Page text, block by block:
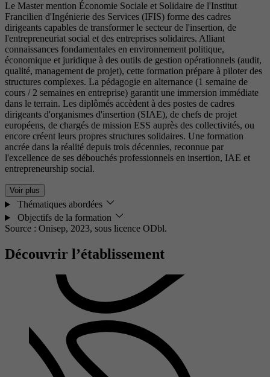
Le Master mention Économie Sociale et Solidaire de l'Institut
Francilien d'Ingénierie des Services (IFIS) forme des cadres
dirigeants capables de transformer le secteur de l'insertion, de
l'entrepreneuriat social et des entreprises solidaires. Alliant
connaissances fondamentales en environnement politique,
économique et juridique à des outils de gestion opérationnels (audit,
qualité, management de projet), cette formation prépare à piloter des
structures complexes. La pédagogie en alternance (1 semaine de
cours / 2 semaines en entreprise) garantit une immersion immédiate
dans le terrain. Les diplômés accèdent à des postes de cadres
dirigeants d'organismes d'insertion (SIAE), de chefs de projet
européens, de chargés de mission ESS auprès des collectivités, ou
encore créent leurs propres structures solidaires. Une formation
ancrée dans la réalité depuis trois décennies, reconnue par
l'excellence de ses débouchés professionnels en insertion, IAE et
entrepreneurship social.
Voir plus
Thématiques abordées
Objectifs de la formation
Source : Onisep, 2023, sous licence ODbl.
Découvrir l’établissement